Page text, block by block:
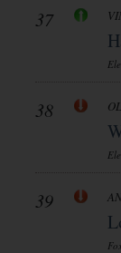
37
38
39